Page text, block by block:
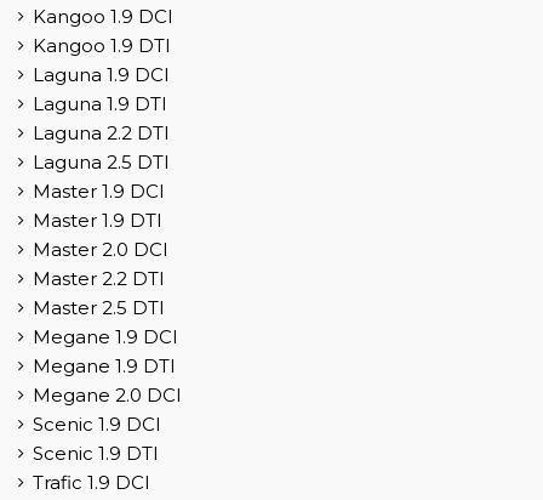
Kangoo 1.9 DCI
Kangoo 1.9 DTI
Laguna 1.9 DCI
Laguna 1.9 DTI
Laguna 2.2 DTI
Laguna 2.5 DTI
Master 1.9 DCI
Master 1.9 DTI
Master 2.0 DCI
Master 2.2 DTI
Master 2.5 DTI
Megane 1.9 DCI
Megane 1.9 DTI
Megane 2.0 DCI
Scenic 1.9 DCI
Scenic 1.9 DTI
Trafic 1.9 DCI